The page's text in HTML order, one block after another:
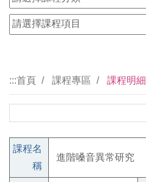
:::首頁 課程專區 課程明細
課程名
稱
進階嗓音異常研究